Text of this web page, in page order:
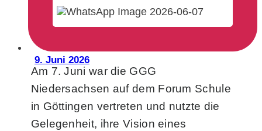
9. Juni 2026
Am 7. Juni war die GGG
Niedersachsen auf dem Forum Schule
in Göttingen vertreten und nutzte die
Gelegenheit, ihre Vision eines